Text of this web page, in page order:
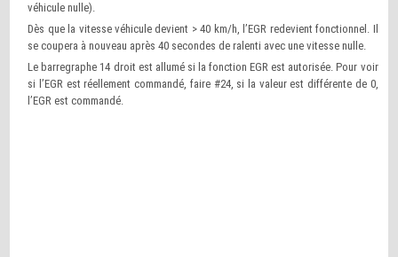
véhicule nulle).
Dès que la vitesse véhicule devient > 40 km/h, l’EGR redevient fonctionnel. Il
se coupera à nouveau après 40 secondes de ralenti avec une vitesse nulle.
Le barregraphe 14 droit est allumé si la fonction EGR est autorisée. Pour voir
si l’EGR est réellement commandé, faire #24, si la valeur est différente de 0,
l’EGR est commandé.